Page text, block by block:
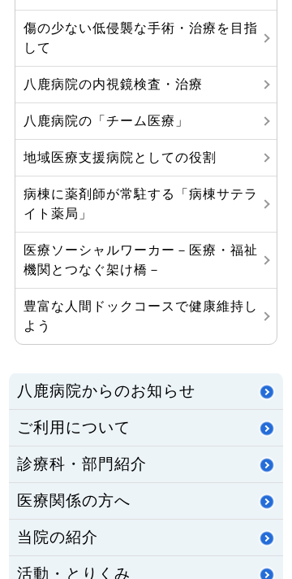
傷の少ない低侵襲な手術・治療を目指
して
八鹿病院の内視鏡検査・治療
八鹿病院の「チーム医療」
地域医療支援病院としての役割
病棟に薬剤師が常駐する「病棟サテラ
イト薬局」
医療ソーシャルワーカー－医療・福祉
機関とつなぐ架け橋－
豊富な人間ドックコースで健康維持し
よう
八鹿病院からのお知らせ
ご利用について
診療科・部門紹介
医療関係の方へ
当院の紹介
活動・とりくみ